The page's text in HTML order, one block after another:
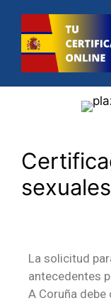
La solicitud
antecedentes
A Coruña